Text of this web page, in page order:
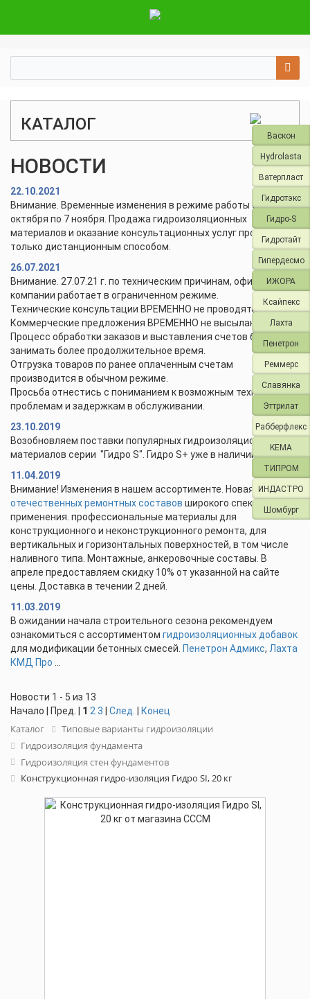
Васкон
Hydrolasta
Ватерпласт
Гидротэкс
Гидро-S
Гидротайт
Гипердесмо
ИЖОРА
Ксайпекс
Лахта
Пенетрон
Реммерс
Славянка
Эттрилат
Рабберфлекс
KEMA
ТИПРОМ
ИНДАСТРО
Шомбург
КАТАЛОГ
НОВОСТИ
22.10.2021
Внимание. Временные изменения в режиме работы с 28
октября по 7 ноября. Продажа гидроизоляционных
материалов и оказание консультационных услуг проводится
только дистанционным способом.
26.07.2021
Внимание. 27.07.21 г. по техническим причинам, офис и склад
компании работает в ограниченном режиме.
Технические консультации ВРЕМЕННО не проводятся.
Коммерческие предложения ВРЕМЕННО не высылаются.
Процесс обработки заказов и выставления счетов будет
занимать более продолжительное время.
Отгрузка товаров по ранее оплаченным счетам
производится в обычном режиме.
Просьба отнестись с пониманием к возможным техническим
проблемам и задержкам в обслуживании.
23.10.2019
Возобновляем поставки популярных гидроизоляционных
материалов серии "Гидро S". Гидро S+ уже в наличии.
11.04.2019
Внимание! Изменения в нашем ассортименте. Новая линейка
отечественных ремонтных составов широкого спектра
применения. профессиональные материалы для
конструкционного и неконструкционного ремонта, для
вертикальных и горизонтальных поверхностей, в том числе
наливного типа. Монтажные, анкеровочные составы. В
апреле предоставляем скидку 10% от указанной на сайте
цены. Доставка в течении 2 дней.
11.03.2019
В ожидании начала строительного сезона рекомендуем
ознакомиться с ассортиментом гидроизоляционных добавок
для модификации бетонных смесей. Пенетрон Адмикс, Лахта
КМД Про
Новости 1 - 5 из 13
Начало | Пред. | 1 2 3 След. Конец
Каталог
Типовые варианты гидроизоляции
Гидроизоляция фундамента
Гидроизоляция стен фундаментов
Конструкционная гидро-изоляция Гидро SI, 20 кг